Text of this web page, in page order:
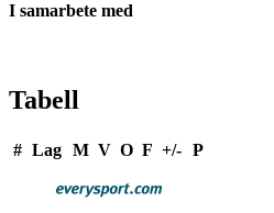
I samarbete med
Tabell
# Lag M V O F +/- P